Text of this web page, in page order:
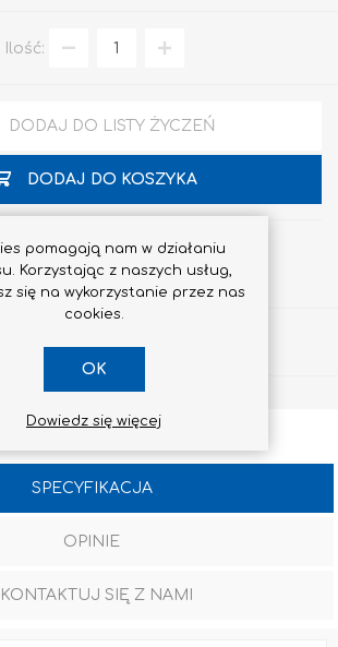
Ilość:
DODAJ DO LISTY ŻYCZEŃ
DODAJ DO KOSZYKA
SPECYFIKACJA
OPINIE
SIĘ Z NAMI
pomagają nam w działaniu
Korzystając z naszych usług,
się na wykorzystanie przez nas
cookies.
OK
Dowiedz się więcej